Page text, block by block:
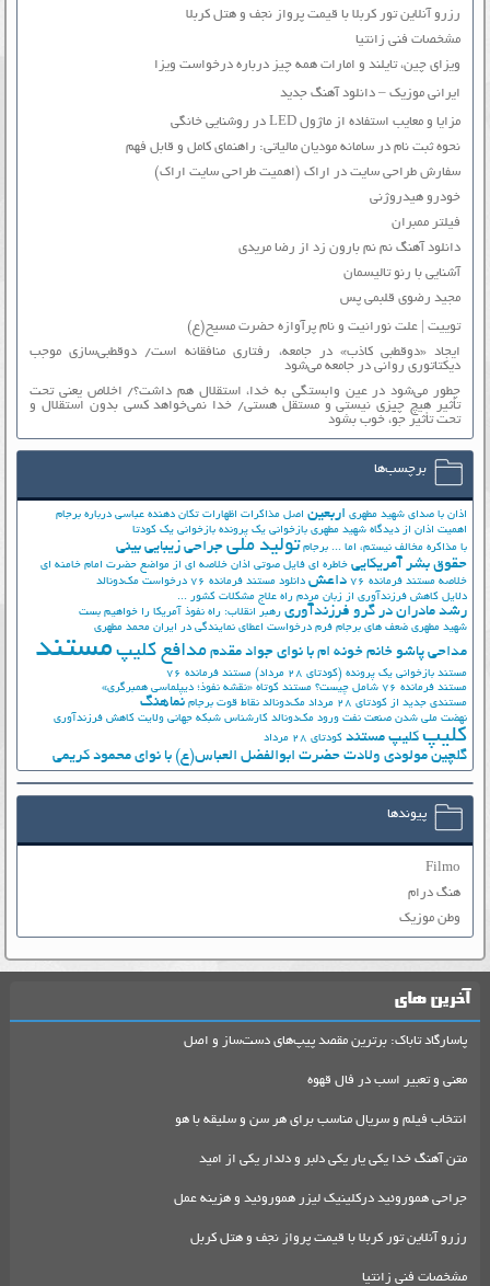
رزرو آنلاین تور کربلا با قیمت پرواز نجف و هتل کربلا
مشخصات فنی زانتیا
ویزای چین، تایلند و امارات همه چیز درباره درخواست ویزا
ایرانی موزیک – دانلود آهنگ جدید
مزایا و معایب استفاده از ماژول LED در روشنایی خانگی
نحوه ثبت نام در سامانه مودیان مالیاتی: راهنمای کامل و قابل فهم
سفارش طراحی سایت در اراک (اهمیت طراحی سایت اراک)
خودرو هیدروژنی
فیلتر ممبران
دانلود آهنگ نم نم بارون زد از رضا مریدی
آشنایی با رنو تالیسمان
مجید رضوی قلبمی پس
توییت | علت نورانیت و نام پرآوازه حضرت مسیح(ع)
ایجاد «دوقطبی کاذب» در جامعه، رفتاری منافقانه است/ دوقطبی‌سازی موجب
دیکتاتوری روانی در جامعه می‌شود
چطور می‌شود در عین وابستگی به خدا، استقلال هم داشت؟/ اخلاص یعنی تحت
تأثیر هیچ چیزی نیستی و مستقل هستی/ خدا نمی‌خواهد کسی بدون استقلال و
تحت تأثیر جوّ، خوب بشود
برچسب‌ها
اذان با صدای شهید مطهری اربعین اصل مذاکرات اظهارات تکان دهنده عباسی درباره برجام
اهمیت اذان از دیدگاه شهید مطهری بازخوانی یک پرونده بازخوانی یک کودتا
با مذاکره مخالف نیستم، اما ... برجام تولید ملی جراحی زیبایی بینی
حقوق بشر آمریکایی خاطره ای فایل صوتی اذان خلاصه ای از مواضع حضرت امام خامنه ای
خلاصه مستند فرمانده 76
داعش دانلود مستند فرمانده 76
درخواست مک‌دونالد
دلایل کاهش فرزندآوری از زبان مردم راه علاج مشکلات کشور ...
رشد مادران در گرو فرزندآوری رهبر انقلاب: راه نفوذ آمریکا را خواهیم بست
شهید مطهری ضعف های برجام فرم درخواست اعطای نمایندگی در ایران محمد مطهری
مداحی پاشو خانم خونه ام با نوای جواد مقدم مدافع کلیپ مستند
مستند بازخوانی یک پرونده (کودتای 28 مرداد)
مستند فرمانده 76
مستند فرمانده 76 شامل چیست؟
مستند کوتاه «نقشه نفوذ؛ دیپلماسی همبرگری»
مستندی جدید از کودتای 28 مرداد
مک‌دونالد نقاط قوت برجام نماهنگ
نهضت ملي شدن صنعت نفت ورود مک‌دونالد کارشناس شبکه جهانی ولایت کاهش فرزندآوری
کلیپ کلیپ مستند کودتای 28 مرداد
گلچین مولودی ولادت حضرت ابوالفضل العباس(ع) با نوای محمود کریمی
پیوندها
Filmo
هنگ درام
وطن موزیک
آخرین های
پاسارگاد تاباک: برترین مقصد پیپ‌های دست‌ساز و اصل
معنی و تعبیر اسب در فال قهوه
انتخاب فیلم و سریال مناسب برای هر سن و سلیقه با هو
متن آهنگ خدا یکی یار یکی دلبر و دلدار یکی از امید
جراحی هموروئید درکلینیک لیزر هموروئید و هزینه عمل
رزرو آنلاین تور کربلا با قیمت پرواز نجف و هتل کربل
مشخصات فنی زانتیا